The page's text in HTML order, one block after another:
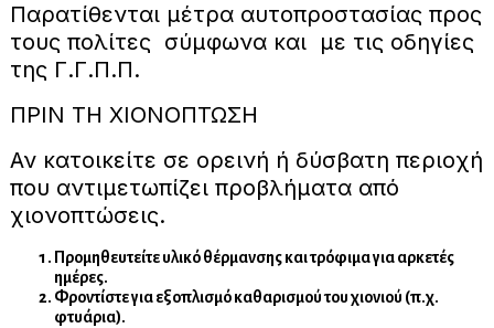
Παρατίθενται μέτρα αυτοπροστασίας προς
τους πολίτες σύμφωνα και με τις οδηγίες
της Γ.Γ.Π.Π.
ΠΡΙΝ ΤΗ ΧΙΟΝΟΠΤΩΣΗ
Αν κατοικείτε σε ορεινή ή δύσβατη περιοχή
που αντιμετωπίζει προβλήματα από
χιονοπτώσεις.
Προμηθευτείτε υλικό θέρμανσης και τρόφιμα για αρκετές
ημέρες.
Φροντίστε για εξοπλισμό καθαρισμού του χιονιού (π.χ.
φτυάρια).